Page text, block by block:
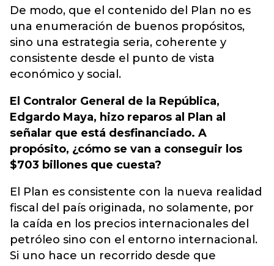
De modo, que el contenido del Plan no es
una enumeración de buenos propósitos,
sino una estrategia seria, coherente y
consistente desde el punto de vista
económico y social.
El Contralor General de la República,
Edgardo Maya, hizo reparos al Plan al
señalar que está desfinanciado. A
propósito, ¿cómo se van a conseguir los
$703 billones que cuesta?
El Plan es consistente con la nueva realidad
fiscal del país originada, no solamente, por
la caída en los precios internacionales del
petróleo sino con el entorno internacional.
Si uno hace un recorrido desde que